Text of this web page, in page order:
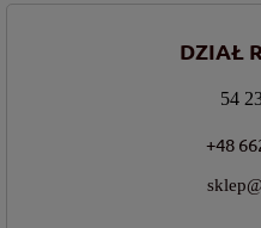
DZIAŁ
54
+48